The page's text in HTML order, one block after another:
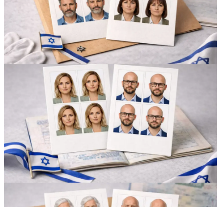
Вакансии
О компании
Написать директору
Арендодателям
Контакты